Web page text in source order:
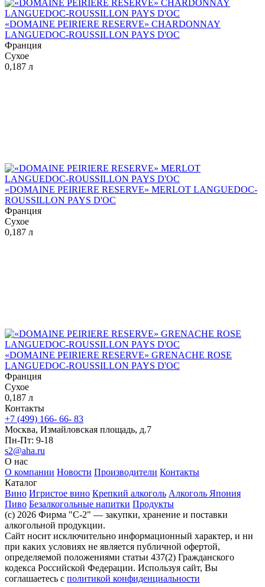
«DOMAINE PEIRIERE RESERVE» CHARDONNAY
LANGUEDOC-ROUSSILLON PAYS D'OC
Франция
Сухое
0,187 л
«DOMAINE PEIRIERE RESERVE» MERLOT LANGUEDOC-
ROUSSILLON PAYS D'OC
Франция
Сухое
0,187 л
«DOMAINE PEIRIERE RESERVE» GRENACHE ROSE
LANGUEDOC-ROUSSILLON PAYS D'OC
Франция
Сухое
0,187 л
Контакты
+7 (499) 166- 66- 83
Москва, Измайловская площадь, д.7
Пн-Пт: 9-18
s2@aha.ru
О нас
О компании Новости Производители Контакты
Каталог
Вино Игристое вино Крепкий алкоголь Алкоголь Япония
Пиво Безалкогольные напитки Продукты
(c) 2026 Фирма "С-2" — закупки, хранение и поставки
алкогольной продукции.
Сайт носит исключительно информационный характер, и ни
при каких условиях не является публичной офертой,
определяемой положениями статьи 437(2) Гражданского
кодекса Российской Федерации. Используя сайт, Вы
соглашаетесь с политикой конфиденциальности